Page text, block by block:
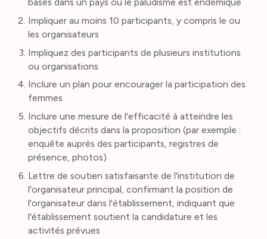
Impliquer au moins 10 participants, y compris le ou
les organisateurs
Impliquez des participants de plusieurs institutions
ou organisations
Inclure un plan pour encourager la participation des
femmes
Inclure une mesure de l'efficacité à atteindre les
objectifs décrits dans la proposition (par exemple :
enquête auprès des participants, registres de
présence, photos)
Lettre de soutien satisfaisante de l'institution de
l'organisateur principal, confirmant la position de
l'organisateur dans l'établissement, indiquant que
l'établissement soutient la candidature et les
activités prévues